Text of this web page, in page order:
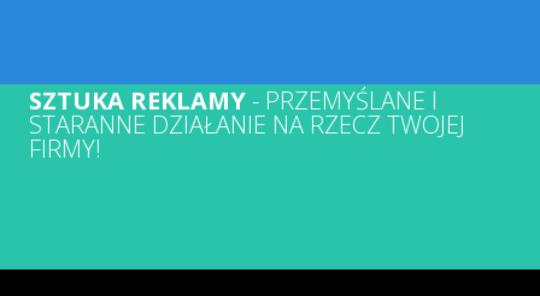
SZTUKA REKLAMY- PRZEMYŚLANE I
STARANNE DZIAŁANIE NA RZECZ TWOJEJ
FIRMY!